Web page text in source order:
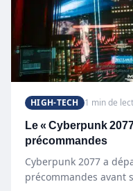
HIGH-TECH 1 min de
Le « Cyberpunk
précommandes
Cyberpunk 2077 a
précommandes avant